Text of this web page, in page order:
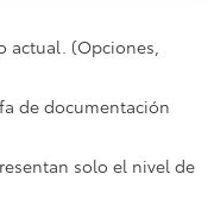
actual. (Opciones,
de documentación
solo el nivel de